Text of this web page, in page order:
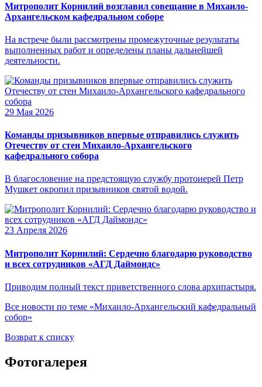
Митрополит Корнилий возглавил совещание в Михаило-
Архангельском кафедральном соборе
На встрече были рассмотрены промежуточные результаты
выполненных работ и определены планы дальнейшей
деятельности.
29 Мая 2026
Команды призывников впервые отправились служить
Отечеству от стен Михаило-Архангельского
кафедрального собора
В благословение на предстоящую службу протоиерей Петр
Мушкет окропил призывников святой водой.
23 Апреля 2026
Митрополит Корнилий: Сердечно благодарю руководство
и всех сотрудников «АГД Даймондс»
Приводим полный текст приветственного слова архипастыря.
Все новости по теме «Михаило-Архангельский кафедральный
собор»
Возврат к списку
Фотогалерея